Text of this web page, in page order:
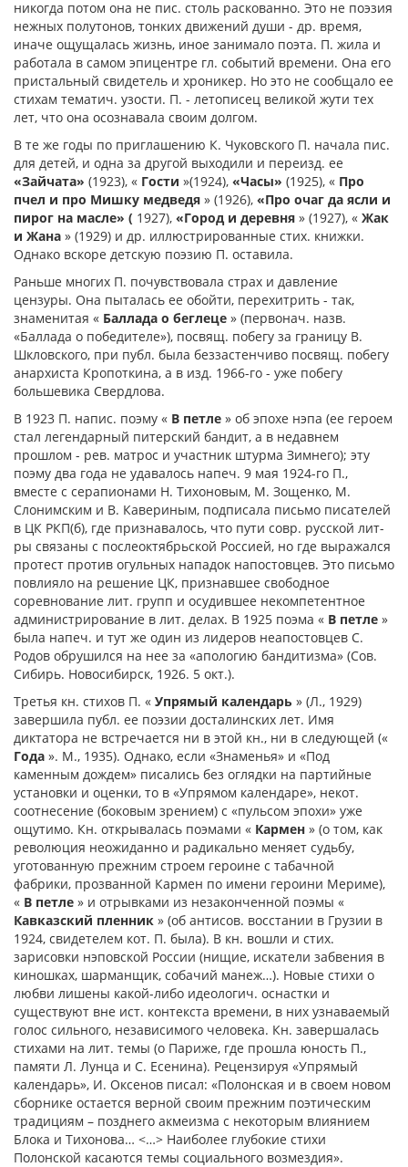
никогда потом она не пис. столь раскованно. Это не поэзия
нежных полутонов, тонких движений души - др. время,
иначе ощущалась жизнь, иное занимало поэта. П. жила и
работала в самом эпицентре гл. событий времени. Она его
пристальный свидетель и хроникер. Но это не сообщало ее
стихам тематич. узости. П. - летописец великой жути тех
лет, что она осознавала своим долгом.
В те же годы по приглашению К. Чуковского П. начала пис.
для детей, и одна за другой выходили и переизд. ее
«Зайчата» (1923), « Гости »(1924), «Часы» (1925), « Про
пчел и про Мишку медведя » (1926), «Про очаг да ясли и
пирог на масле» ( 1927), «Город и деревня » (1927), « Жак
и Жана » (1929) и др. иллюстрированные стих. книжки.
Однако вскоре детскую поэзию П. оставила.
Раньше многих П. почувствовала страх и давление
цензуры. Она пыталась ее обойти, перехитрить - так,
знаменитая « Баллада о беглеце » (первонач. назв.
«Баллада о победителе»), посвящ. побегу за границу В.
Шкловского, при публ. была беззастенчиво посвящ. побегу
анархиста Кропоткина, а в изд. 1966-го - уже побегу
большевика Свердлова.
В 1923 П. напис. поэму « В петле » об эпохе нэпа (ее героем
стал легендарный питерский бандит, а в недавнем
прошлом - рев. матрос и участник штурма Зимнего); эту
поэму два года не удавалось напеч. 9 мая 1924-го П.,
вместе с серапионами Н. Тихоновым, М. Зощенко, М.
Слонимским и В. Кавериным, подписала письмо писателей
в ЦК РКП(б), где признавалось, что пути совр. русской лит-
ры связаны с послеоктябрьской Россией, но где выражался
протест против огульных нападок напостовцев. Это письмо
повлияло на решение ЦК, признавшее свободное
соревнование лит. групп и осудившее некомпетентное
администрирование в лит. делах. В 1925 поэма « В петле »
была напеч. и тут же один из лидеров неапостовцев С.
Родов обрушился на нее за «апологию бандитизма» (Сов.
Сибирь. Новосибирск, 1926. 5 окт.).
Третья кн. стихов П. « Упрямый календарь » (Л., 1929)
завершила публ. ее поэзии досталинских лет. Имя
диктатора не встречается ни в этой кн., ни в следующей («
Года ». М., 1935). Однако, если «Знаменья» и «Под
каменным дождем» писались без оглядки на партийные
установки и оценки, то в «Упрямом календаре», некот.
соотнесение (боковым зрением) с «пульсом эпохи» уже
ощутимо. Кн. открывалась поэмами « Кармен » (о том, как
революция неожиданно и радикально меняет судьбу,
уготованную прежним строем героине с табачной
фабрики, прозванной Кармен по имени героини Мериме),
« В петле » и отрывками из незаконченной поэмы «
Кавказский пленник » (об антисов. восстании в Грузии в
1924, свидетелем кот. П. была). В кн. вошли и стих.
зарисовки нэповской России (нищие, искатели забвения в
киношках, шарманщик, собачий манеж…). Новые стихи о
любви лишены какой-либо идеологич. оснастки и
существуют вне ист. контекста времени, в них узнаваемый
голос сильного, независимого человека. Кн. завершалась
стихами на лит. темы (о Париже, где прошла юность П.,
памяти Л. Лунца и С. Есенина). Рецензируя «Упрямый
календарь», И. Оксенов писал: «Полонская и в своем новом
сборнике остается верной своим прежним поэтическим
традициям – позднего акмеизма с некоторым влиянием
Блока и Тихонова… <…> Наиболее глубокие стихи
Полонской касаются темы социального возмездия».